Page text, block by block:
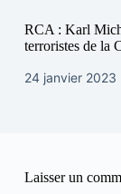
RCA : Karl
terroristes de la
24 janvier 2023
Laisser un